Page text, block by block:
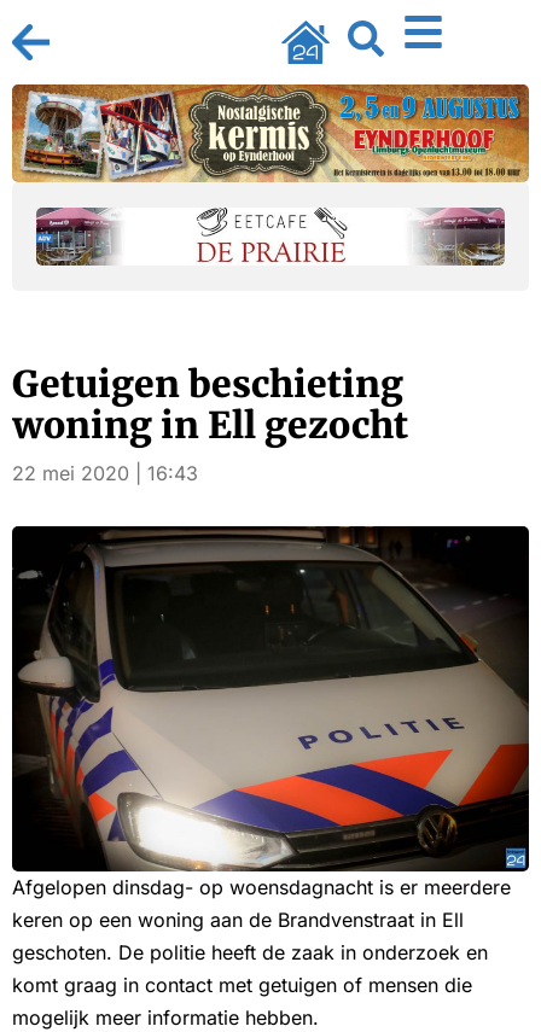
Getuigen beschieting
woning in Ell gezocht
22 mei 2020 | 16:43
Afgelopen dinsdag- op woensdagnacht is er meerdere
keren op een woning aan de Brandvenstraat in Ell
geschoten. De politie heeft de zaak in onderzoek en
komt graag in contact met getuigen of mensen die
mogelijk meer informatie hebben.